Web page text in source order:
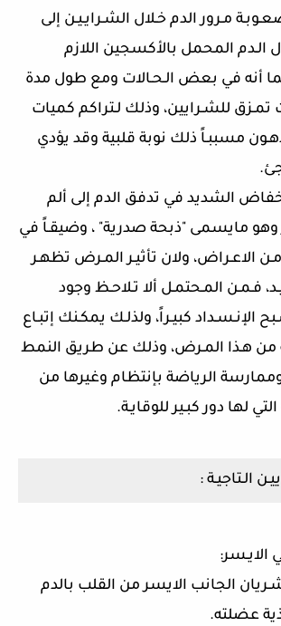
مـرور الدم خـلال الشـرايـيـن إلى
الـدم المحمل بالأكسجين اللازم
أنه في بعض الـحـالات ومع طول مدة
للشـرايين، وذلك لـتراكم كميات
مسببـاً ذلك نوبة قلبية وقد يؤدي
الشديد في تدفق الدم إلى ألم
مايسمى "ذبحة صدرية" ، وضيقـاً في
الاعـراض، ولان تأثيـر المـرض تظهـر
فـمـن المـحتمـل ألا تـلاحـظ وجود
الإنـسـداد كبيـراً، ولذلـك يمكـنك إتبـاع
من هـذا المـرض، وذلك عن طريق النمط
الرياضة بإنتظام وغيرها من
لها دور كبـير للوقايـة.
الـتاجيـة :
الجانب الايسر من القلب بالدم
عضلته.